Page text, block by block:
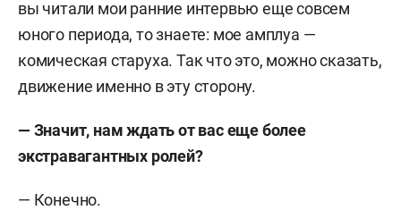
вы читали мои ранние интервью еще совсем
юного периода, то знаете: мое амплуа —
комическая старуха. Так что это, можно сказать,
движение именно в эту сторону.
— Значит, нам ждать от вас еще более
экстравагантных ролей?
— Конечно.